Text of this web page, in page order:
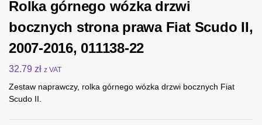
Rolka górnego wózka drzwi
bocznych strona prawa Fiat Scudo II,
2007-2016, 011138-22
32.79 zł z VAT
Zestaw naprawczy, rolka górnego wózka drzwi bocznych Fiat
Scudo II.